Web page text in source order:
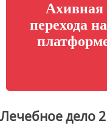
Ахивная
перехода
Лечебное дело